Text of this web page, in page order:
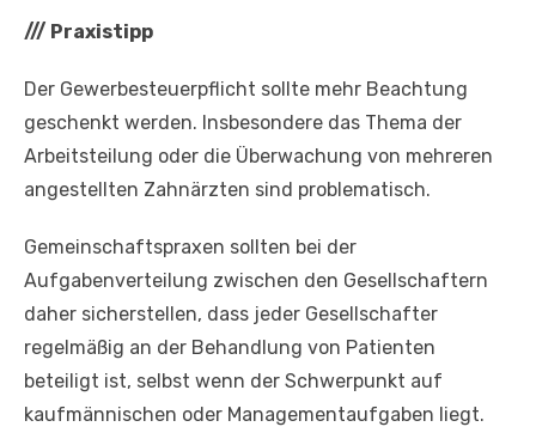
/// Praxistipp
Der Gewerbesteuerpflicht sollte mehr Beachtung
geschenkt werden. Insbesondere das Thema der
Arbeitsteilung oder die Überwachung von mehreren
angestellten Zahnärzten sind problematisch.
Gemeinschaftspraxen sollten bei der
Aufgabenverteilung zwischen den Gesellschaftern
daher sicherstellen, dass jeder Gesellschafter
regelmäßig an der Behandlung von Patienten
beteiligt ist, selbst wenn der Schwerpunkt auf
kaufmännischen oder Managementaufgaben liegt.